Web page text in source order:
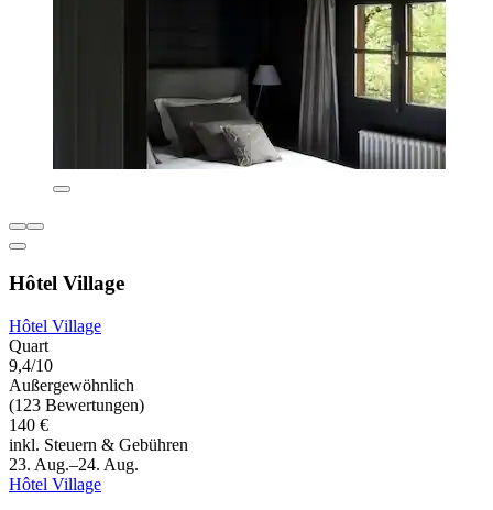
Hôtel Village
Hôtel Village
Quart
9,4/10
Außergewöhnlich
(123 Bewertungen)
140 €
inkl. Steuern & Gebühren
23. Aug.–24. Aug.
Hôtel Village